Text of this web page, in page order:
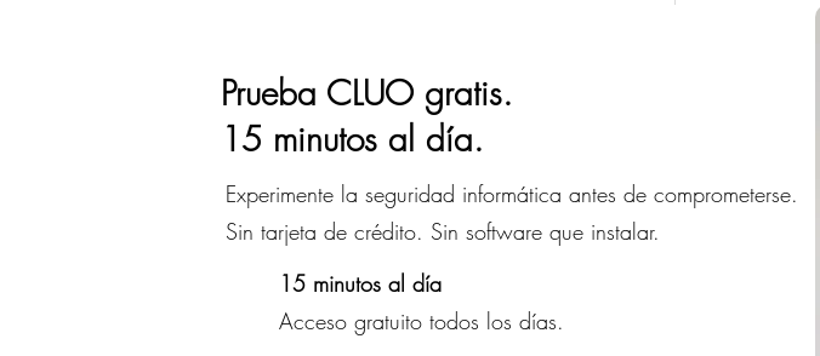
Prueba CLUO gratis.
15 minutos al día.
Experimente la seguridad informática antes de comprometerse.
Sin tarjeta de crédito. Sin software que instalar.
15 minutos al día
Acceso gratuito todos los días.